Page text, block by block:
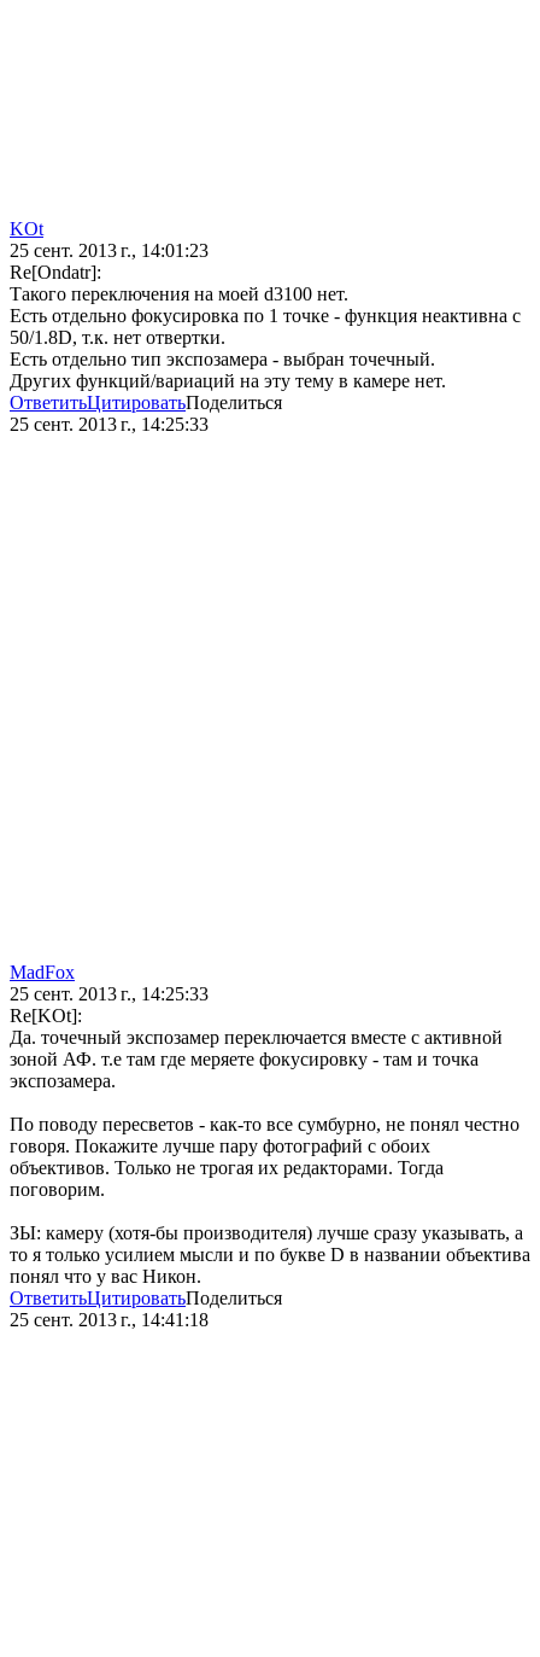
KOt
25 сент. 2013 г., 14:01:23
Re[Ondatr]:
Такого переключения на моей d3100 нет.
Есть отдельно фокусировка по 1 точке - функция неактивна с
50/1.8D, т.к. нет отвертки.
Есть отдельно тип экспозамера - выбран точечный.
Других функций/вариаций на эту тему в камере нет.
ОтветитьЦитироватьПоделиться
25 сент. 2013 г., 14:25:33
MadFox
25 сент. 2013 г., 14:25:33
Re[KOt]:
Да. точечный экспозамер переключается вместе с активной
зоной АФ. т.е там где меряете фокусировку - там и точка
экспозамера.
По поводу пересветов - как-то все сумбурно, не понял честно
говоря. Покажите лучше пару фотографий с обоих
объективов. Только не трогая их редакторами. Тогда
поговорим.
ЗЫ: камеру (хотя-бы производителя) лучше сразу указывать, а
то я только усилием мысли и по букве D в названии объектива
понял что у вас Никон.
ОтветитьЦитироватьПоделиться
25 сент. 2013 г., 14:41:18